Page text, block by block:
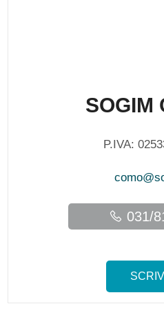
SOGIM
P.IVA:
031/